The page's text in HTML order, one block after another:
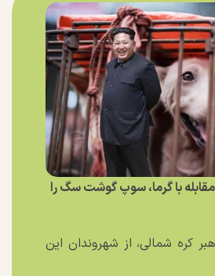
با گرما، سوپ گوشت سگ را
کره شمالی، از شهروندان این